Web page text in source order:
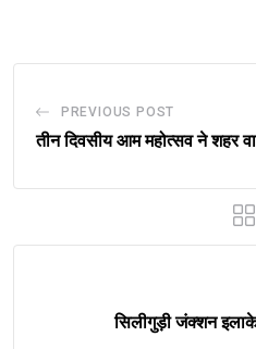
PREVIOUS POST
तीन दिवसीय आम महोत्सव ने शहर
सिलीगुड़ी जंक्शन